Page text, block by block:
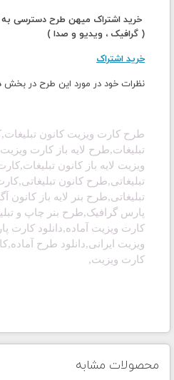
خرید اشتراک میهن طرح دسترسی
( گرافیک ، ویدیو و صدا )
خرید اشتراک
نظرات خود در مورد این طرح در بخش
طرح کارت ویزیت کانون تبلیغات,
تبلیغات,طرح لایه باز کارت ویزیت
ویزیت لایه باز کانون تبلیغات,
تبلیغاتی,طرح کانون تبلیغاتی,
تبلیغاتی,طرح بنر لایه باز
پارس گرافیک,طرح بنر چاپ و
کارت ویزیت آماده,دانلود کارت
ویزیت ایرانی,دانلود طرح آماده
کارت ویزیت,
محصولات مشابه